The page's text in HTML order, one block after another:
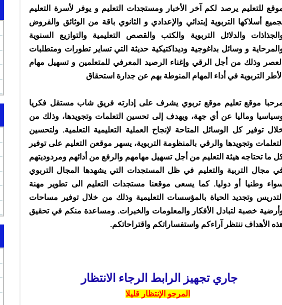
للتعليم يرصد لكم آخر الأخبار ومستجدات التعليم و يوفر لأسرة التعليم
أسلاكها التربوية إبتدائي والإعدادي و الثانوي باقة من الوثائق والفروض
والدلائل التربوية والكتب والقصص التعليمية والتوازيع السنوية
و وسائل بداغوجية وديداكتيكية حديثة التي تساير تطورات ومتطلبات
العصر وذلك من أجل الرقي وإغناء الرصيد المعرفي للمتعلمين و تسهيل مهام
الأطر التربوية في أداء المهام المنوطة بهم عن جدارة استحقاق
موقع تعليم موقع تربوي يشرف على إدارته فريق شاب مستقل فكريا
وماليا عن أي جهة، ويهدف إلى تحسين التعلمات وتجويدها، وذلك من
توفير كل الوسائل المتاحة لإنجاح العملية التعليمية التعلمية. ولتحسين
التعلمات وتجويدها والرقي بالمنظومة التربوية، يسهر موقعن التعليم على توفير
ما تحتاجه هيئة التعليم من أجل تسهيل مهامهم والرفع من أدائهم ومردوديتهم
مجال التربية والتعليم في ظل المستجدات التي يشهدها المجال التربوي
وطنيا أو دوليا. كما يسعى موقعنا مستجدات التعليم الى تطوير مهنة
التدريس وتجديد الحياة بالمؤسسات التعليمية وذلك من خلال توفير مساحات
خصبة لتبادل الأفكار والمعلومات والخبرات. ومساعدة منكم في تحقيق
الأهداف ننتظر آراءكم واستفساراتكم واقتراحاتكم.
جاري تجهيز الرابط الرجاء الانتظار
المرجو الإنتظار قليلا